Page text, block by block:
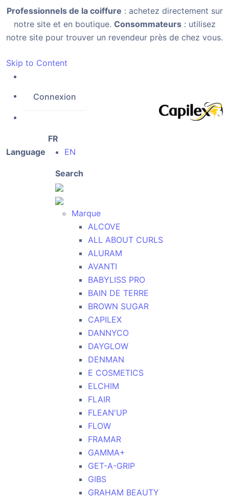
Professionnels de la coiffure : achetez directement sur
notre site et en boutique. Consommateurs: utilisez
notre site pour trouver un revendeur près de chez vous.
Skip to Content
Connexion
Language
FR
EN
Search
Marque
ALCOVE
ALL ABOUT CURLS
ALURAM
AVANTI
BABYLISS PRO
BAIN DE TERRE
BROWN SUGAR
CAPILEX
DANNYCO
DAYGLOW
DENMAN
E COSMETICS
ELCHIM
FLAIR
FLEAN'UP
FLOW
FRAMAR
GAMMA+
GET-A-GRIP
GIBS
GRAHAM BEAUTY